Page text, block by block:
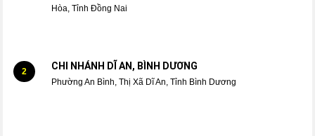
Hòa, Tỉnh Đồng Nai
2 CHI NHÁNH DĨ AN, BÌNH DƯƠNG
Phường An Bình, Thị Xã Dĩ An, Tỉnh Bình Dương